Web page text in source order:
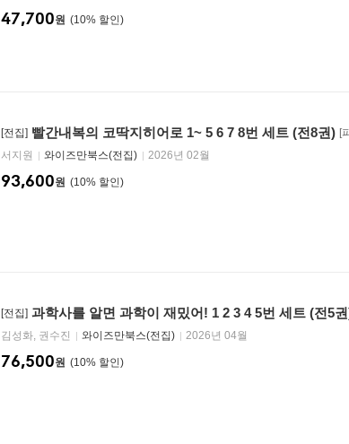
10%
47,700원
[전집] 빨간내복의 코딱지히어로 1~ 5 6 7 8번 세트 (전8권) [
서지원
와이즈만북스(전집) 2026년 02월
10%
93,600원
[전집] 과학사를 알면 과학이 재밌어! 1 2 3 4 5번 세트 (전5
김성화, 권수진
와이즈만북스(전집) 2026년 04월
10%
76,500원